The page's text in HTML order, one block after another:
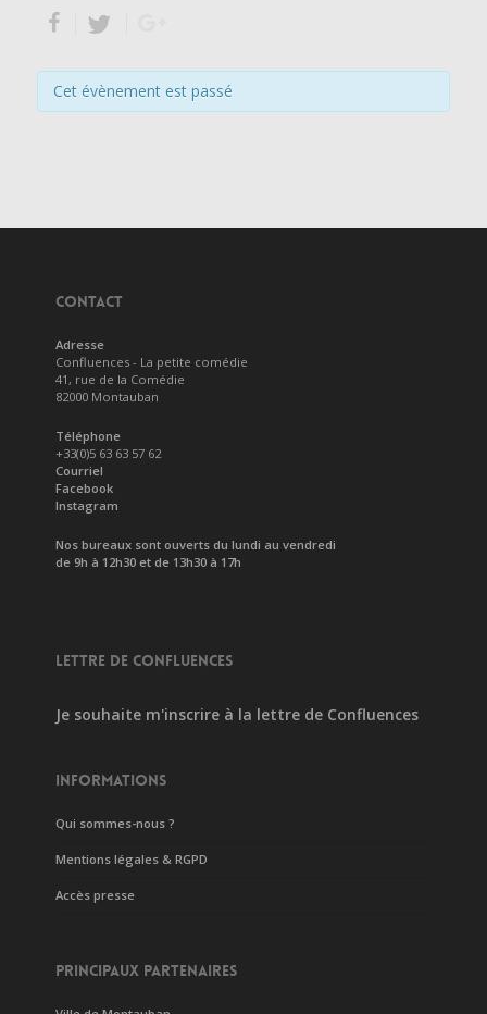
Cet évènement est passé
CONTACT
Adresse
Confluences - La petite comédie
41, rue de la Comédie
82000 Montauban
Téléphone
+33(0)5 63 63 57 62
Courriel
Facebook
Instagram
Nos bureaux sont ouverts du lundi au vendredi
de 9h à 12h30 et de 13h30 à 17h
LETTRE DE CONFLUENCES
Je souhaite m'inscrire à la lettre de Confluences
INFORMATIONS
Qui sommes-nous ?
Mentions légales & RGPD
Accès presse
PRINCIPAUX PARTENAIRES